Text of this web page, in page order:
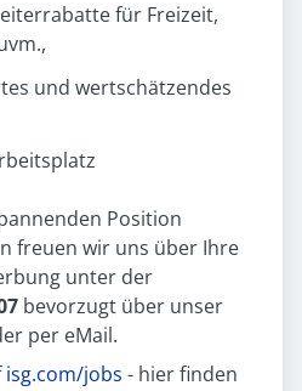
für Freizeit,
und wertschätzendes
Position
freuen wir uns über Ihre
unter der
bevorzugt über unser
per eMail.
isg.com/jobs - hier finden